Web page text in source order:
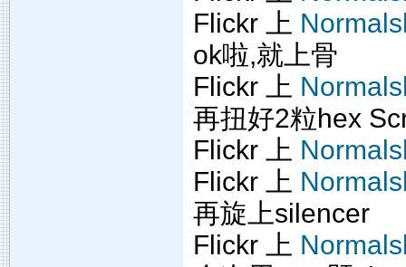
Flickr 上
ok啦,就上骨
Flickr 上
再扭好2粒hex
Flickr 上
Flickr 上
再旋上silencer
Flickr 上